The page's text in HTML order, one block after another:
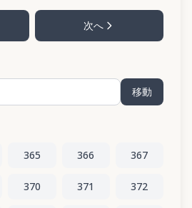
次へ
移動
365 366 367
370 371 372